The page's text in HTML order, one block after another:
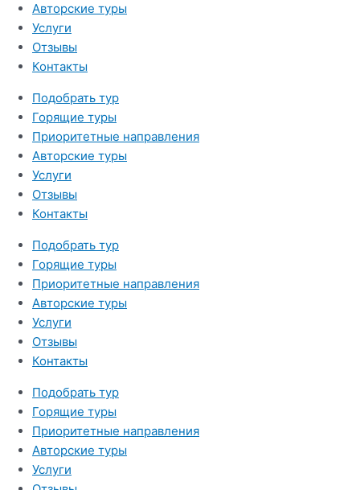
Авторские туры
Услуги
Отзывы
Контакты
Подобрать тур
Горящие туры
Приоритетные направления
Авторские туры
Услуги
Отзывы
Контакты
Подобрать тур
Горящие туры
Приоритетные направления
Авторские туры
Услуги
Отзывы
Контакты
Подобрать тур
Горящие туры
Приоритетные направления
Авторские туры
Услуги